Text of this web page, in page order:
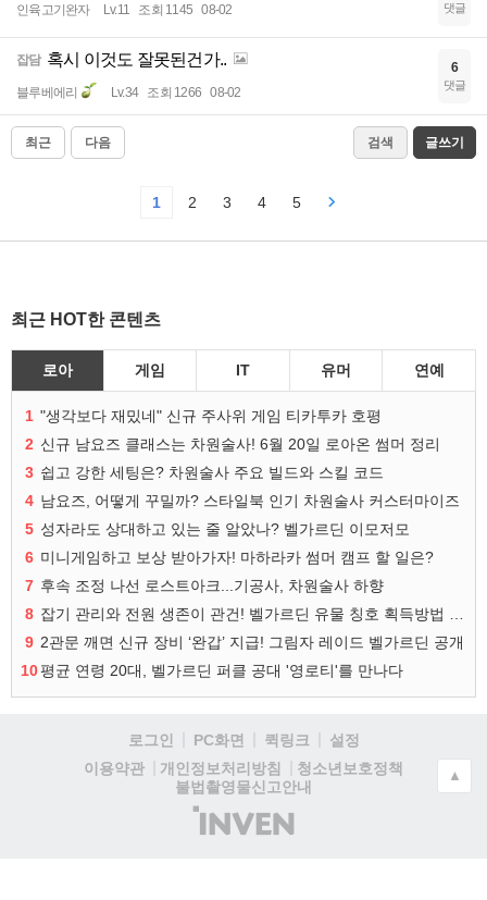
인육고기완자 Lv.11 조회 1145 08-02 댓글
잡담 혹시 이것도 잘못된건가..
블루베에리 Lv.34 조회 1266 08-02
6
댓글
최근 다음 검색 글쓰기
1 2 3 4 5
최근 HOT한 콘텐츠
로아 게임 IT 유머 연예
1 "생각보다 재밌네" 신규 주사위 게임 티카투카 호평
2 신규 남요즈 클래스는 차원술사! 6월 20일 로아온 썸머 정리
3 쉽고 강한 세팅은? 차원술사 주요 빌드와 스킬 코드
4 남요즈, 어떻게 꾸밀까? 스타일북 인기 차원술사 커스터마이즈
5 성자라도 상대하고 있는 줄 알았나? 벨가르딘 이모저모
6 미니게임하고 보상 받아가자! 마하라카 썸머 캠프 할 일은?
7 후속 조정 나선 로스트아크...기공사, 차원술사 하향
8
9 2관문 깨면 신규 장비 ‘완갑’ 지급! 그림자 레이드 벨가르딘 공개
10평균 연령 20대, 벨가르딘 퍼클 공대 '영로티'를 만나다
로그인 PC화면 퀵링크
설정
이용약관
개인정보처리방침
청소년보호정책
불법촬영물신고안내
(주)
인
▲